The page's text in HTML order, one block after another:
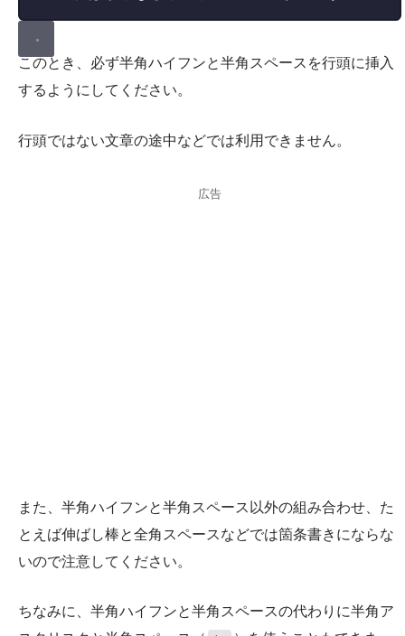
このとき、必ず半角ハイフンと半角スペースを行頭に挿入
するようにしてください。
行頭ではない文章の途中などでは利用できません。
広告
また、半角ハイフンと半角スペース以外の組み合わせ、た
とえば伸ばし棒と全角スペースなどでは箇条書きにならな
いので注意してください。
ちなみに、半角ハイフンと半角スペースの代わりに半角ア